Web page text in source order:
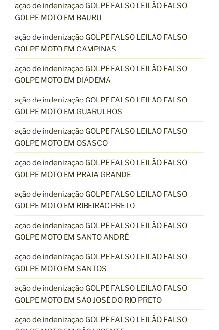
ação de indenização GOLPE FALSO LEILÃO FALSO
GOLPE MOTO EM BAURU
ação de indenização GOLPE FALSO LEILÃO FALSO
GOLPE MOTO EM CAMPINAS
ação de indenização GOLPE FALSO LEILÃO FALSO
GOLPE MOTO EM DIADEMA
ação de indenização GOLPE FALSO LEILÃO FALSO
GOLPE MOTO EM GUARULHOS
ação de indenização GOLPE FALSO LEILÃO FALSO
GOLPE MOTO EM OSASCO
ação de indenização GOLPE FALSO LEILÃO FALSO
GOLPE MOTO EM PRAIA GRANDE
ação de indenização GOLPE FALSO LEILÃO FALSO
GOLPE MOTO EM RIBEIRÃO PRETO
ação de indenização GOLPE FALSO LEILÃO FALSO
GOLPE MOTO EM SANTO ANDRÉ
ação de indenização GOLPE FALSO LEILÃO FALSO
GOLPE MOTO EM SANTOS
ação de indenização GOLPE FALSO LEILÃO FALSO
GOLPE MOTO EM SÃO JOSÉ DO RIO PRETO
ação de indenização GOLPE FALSO LEILÃO FALSO